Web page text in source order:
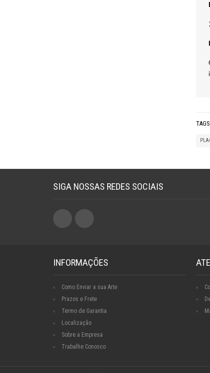
SIGA NOSSAS REDES SOCIAIS
INFORMAÇÕES
Como Enviar a sua Arte
Prazos e Frete
Termo de Garantia
Localização
Sobre a Empresa
Trabalhe Conosco